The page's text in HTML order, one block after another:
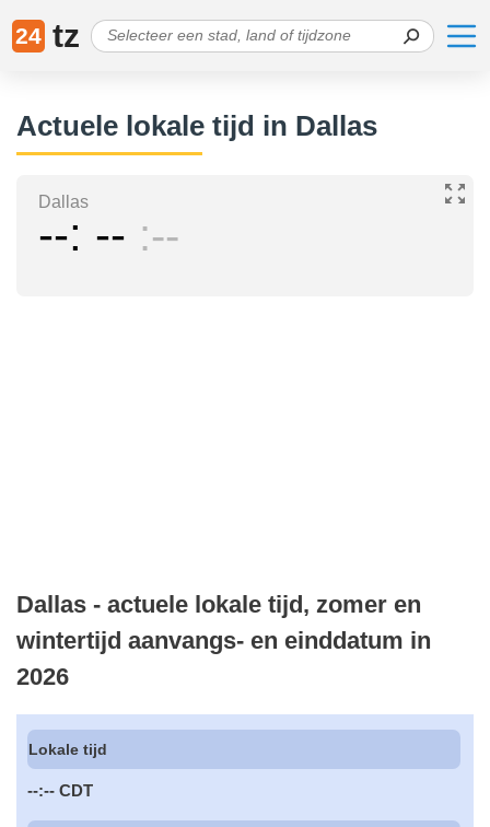
24 tz
Actuele lokale tijd in Dallas
Dallas
-- -- --
Dallas - actuele lokale tijd, zomer en
wintertijd aanvangs- en einddatum in
2026
Lokale tijd
--:-- CDT